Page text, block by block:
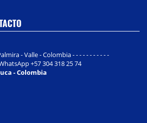
- Valle - Colombia - - - - - - - - - - -
+57 304 318 25 74
- Colombia